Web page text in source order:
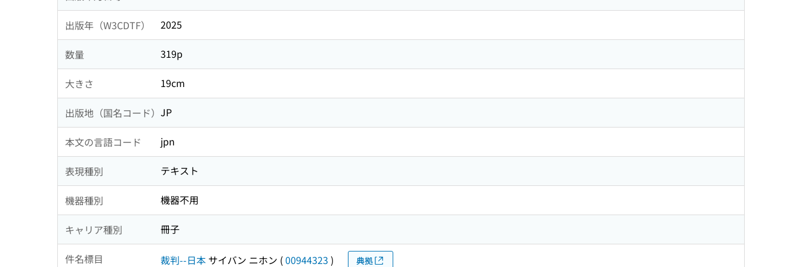
出版年（W3CDTF） 2025
数量 319p
大きさ 19cm
出版地（国名コード） JP
本文の言語コード jpn
表現種別 テキスト
機器種別 機器不用
キャリア種別 冊子
件名標目 裁判--日本 サイバン ニホン (00944323 ) 典拠